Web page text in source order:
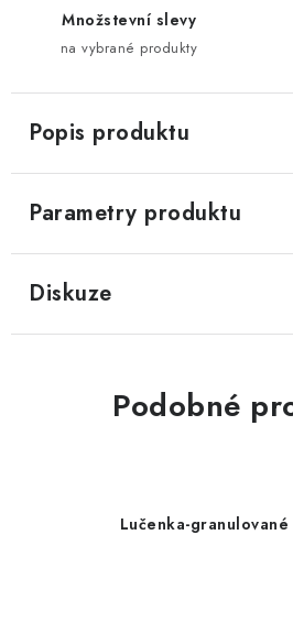
Množstevní slevy
na vybrané produkty
Popis produktu
Parametry produktu
Diskuze
Podobné
Lučenka-